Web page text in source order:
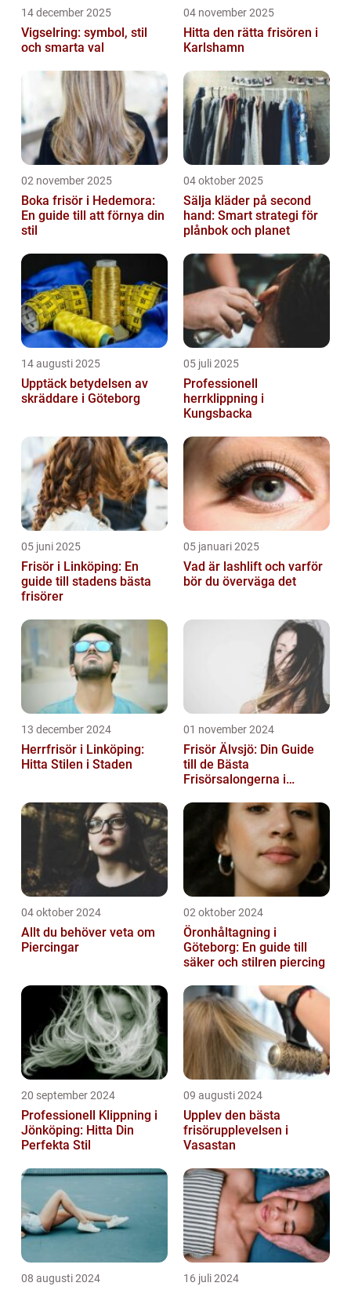
14 december 2025
Vigselring: symbol, stil
och smarta val
04 november 2025
Hitta den rätta frisören i
Karlshamn
02 november 2025
Boka frisör i Hedemora:
En guide till att förnya din
stil
04 oktober 2025
Sälja kläder på second
hand: Smart strategi för
plånbok och planet
14 augusti 2025
Upptäck betydelsen av
skräddare i Göteborg
05 juli 2025
Professionell
herrklippning i
Kungsbacka
05 juni 2025
Frisör i Linköping: En
guide till stadens bästa
frisörer
05 januari 2025
Vad är lashlift och varför
bör du överväga det
13 december 2024
Herrfrisör i Linköping:
Hitta Stilen i Staden
01 november 2024
Frisör Älvsjö: Din Guide
till de Bästa
Frisörsalongerna i
04 oktober 2024
Allt du behöver veta om
Piercingar
02 oktober 2024
Öronhåltagning i
Göteborg: En guide till
säker och stilren piercing
20 september 2024
Professionell Klippning i
Jönköping: Hitta Din
Perfekta Stil
09 augusti 2024
Upplev den bästa
frisörupplevelsen i
Vasastan
08 augusti 2024 16 juli 2024